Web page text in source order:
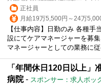
正社員
月給19万5,500円～24万
【仕事内容】日勤のみ 各種
設にてケアマネージャーを募
マネージャーとしての業務に
「年間休日120日以上」
病院- スポンサー：求人ボッ